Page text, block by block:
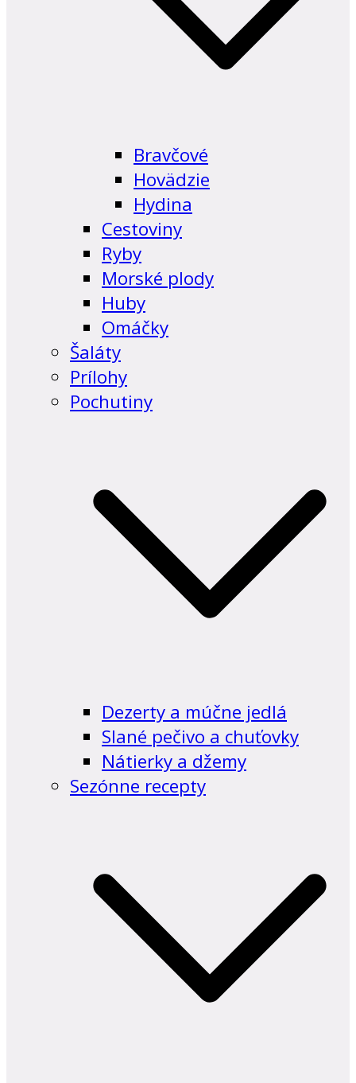
Bravčové
Hovädzie
Hydina
Cestoviny
Ryby
Morské plody
Huby
Omáčky
Šaláty
Prílohy
Pochutiny
Dezerty a múčne jedlá
Slané pečivo a chuťovky
Nátierky a džemy
Sezónne recepty